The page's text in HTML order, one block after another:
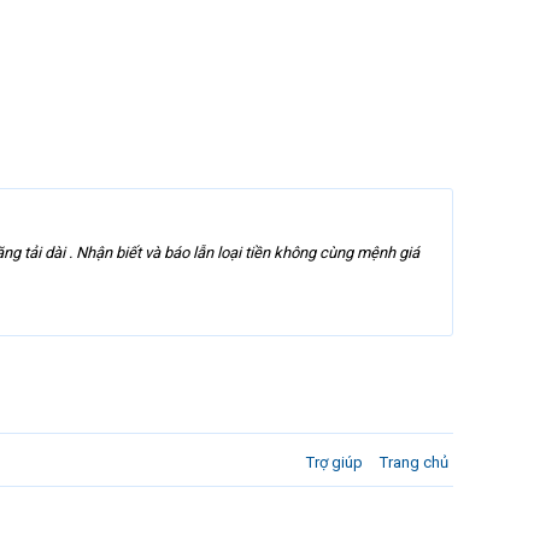
tải dài . Nhận biết và báo lẫn loại tiền không cùng mệnh giá
Trợ giúp Trang chủ